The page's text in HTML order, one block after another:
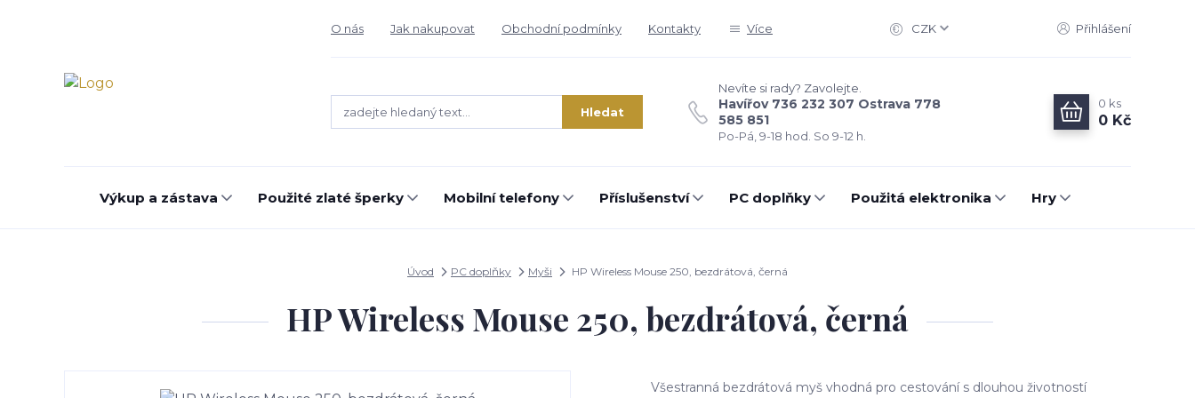
O nás Jak nakupovat Obchodní podmínky Kontakty Více CZK Přihlášení
Hledat
Nevíte si rady? Zavolejte.
Havířov 736 232 307 Ostrava 778
585 851
Po-Pá, 9-18 hod. So 9-12 h.
0 ks
0 Kč
Výkup a zástava Použité zlaté šperky Mobilní telefony Příslušenství PC doplňky Použitá elektronika Hry
Úvod PC doplňky Myši HP Wireless Mouse 250, bezdrátová, černá
HP Wireless Mouse 250, bezdrátová, černá
Všestranná bezdrátová myš vhodná pro cestování s dlouhou životností